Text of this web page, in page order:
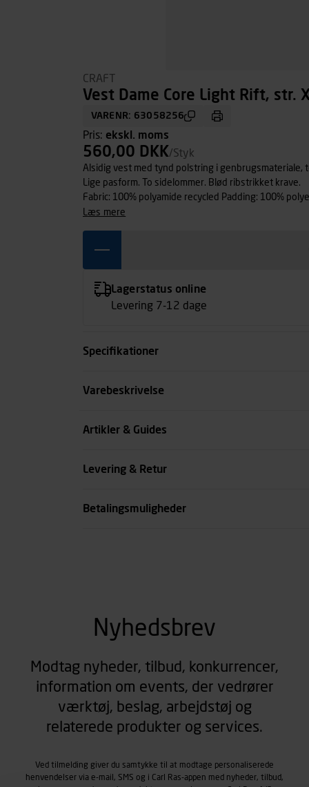
CRAFT
Vest Dame Core Light Rift, str.
VARENR: 63058256
Pris: ekskl. moms
560,00 DKK/Styk
Alsidig vest med tynd polstring i genbrugsmateriale,
Lige pasform. To sidelommer. Blød ribstrikket krave.
Fabric: 100% polyamide recycled Padding: 100%
læs mere
Lagerstatus online
Levering 7-12 dage
Specifikationer
Farve
Varebeskrivelse
Artikler & Guides
Levering & Retur
Betalingsmuligheder
Nyhedsbrev
Modtag nyheder, tilbud, konkurrencer,
information om events, der vedrører
værktøj, beslag, arbejdstøj og
relaterede produkter og services.
Ved tilmelding giver du samtykke til at modtage personaliserede
henvendelser via e-mail, SMS og i Carl Ras-appen med nyheder, tilbud,